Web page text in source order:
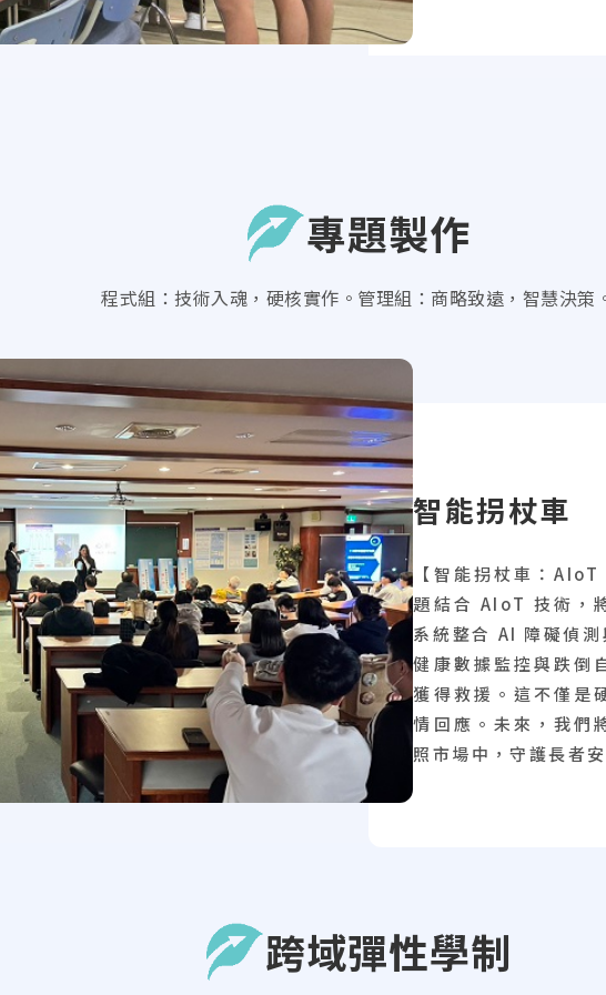
專題製作
程式組：技術入魂，硬核實作。管理組：商略致遠，智慧決策
智能拐杖車
【智能拐杖車：
題結合 AIoT 技術，
系統整合 AI 障礙偵
健康數據監控與跌倒
獲得救援。這不僅是
情回應。未來，我們
照市場中，守護長者
跨域彈性學制